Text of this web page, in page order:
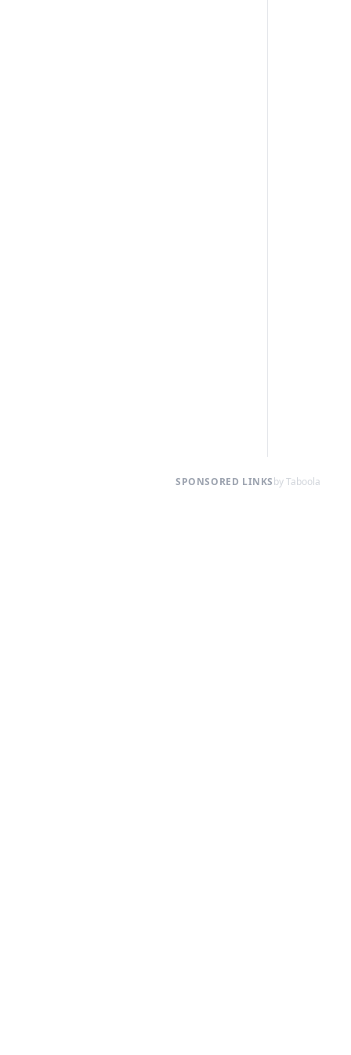
SPONSORED LINKSby Taboola